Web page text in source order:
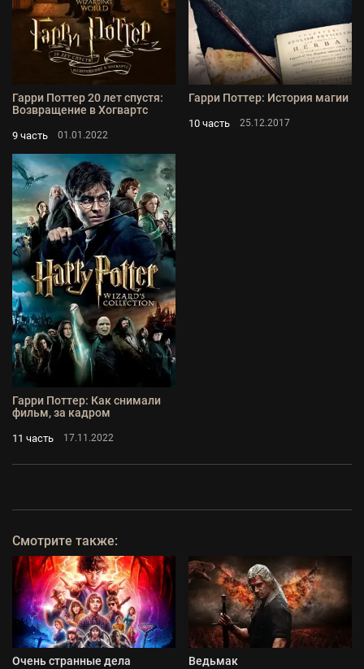
Гарри Поттер 20 лет спустя:
Возвращение в Хогвартс
9 часть 01.01.2022
Гарри Поттер: История магии
10 часть 25.12.2017
Гарри Поттер: Как снимали
фильм, за кадром
11 часть 17.11.2022
Смотрите также:
Очень странные дела Ведьмак